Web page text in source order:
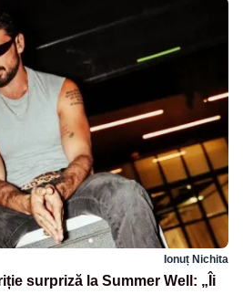
Ionuț Nichita
surpriză la Summer Well: „Îi